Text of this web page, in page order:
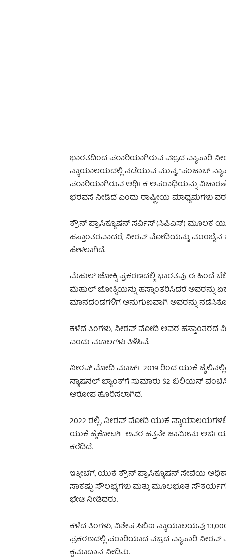
ಭಾರತದಿಂದ ಪರಾರಿಯಾಗಿರುವ ವಜ್ರದ ವ್ಯಾಪಾರಿ
ನ್ಯಾಯಾಲಯದಲ್ಲಿ ನಡೆಯುವ ಮುನ್ನ, “ಪಂಜಾಬ್
ಪರಾರಿಯಾಗಿರುವ ಆರ್ಥಿಕ ಅಪರಾಧಿಯನ್ನು
ಭರವಸೆ ನೀಡಿದೆ ಎಂದು ರಾಷ್ಟ್ರೀಯ ಮಾಧ್ಯಮಗಳು
ಕ್ರೌನ್ ಪ್ರಾಸಿಕ್ಯೂಷನ್ ಸರ್ವಿಸ್ (ಸಿಪಿಎಸ್) ಮೂಲಕ
ಹಸ್ತಾಂತರವಾದರೆ, ನೀರವ್ ಮೋದಿಯನ್ನು ಮುಂಬೈನ
ಹೇಳಲಾಗಿದೆ.
ಮೆಹುಲ್ ಚೋಕ್ಸಿ ಪ್ರಕರಣದಲ್ಲಿ ಭಾರತವು ಈ ಹಿಂದೆ
ಮೆಹುಲ್ ಚೋಕ್ಸಿಯನ್ನು ಹಸ್ತಾಂತರಿಸಿದರೆ ಅವರನ್ನು
ಮಾನದಂಡಗಳಿಗೆ ಅನುಗುಣವಾಗಿ ಅವರನ್ನು
ಕಳೆದ ತಿಂಗಳು, ನೀರವ್ ಮೋದಿ ಅವರ ಹಸ್ತಾಂತರದ
ಎಂದು ಮೂಲಗಳು ತಿಳಿಸಿವೆ.
ನೀರವ್ ಮೋದಿ ಮಾರ್ಚ್ 2019 ರಿಂದ ಯುಕೆ
ನ್ಯಾಷನಲ್ ಬ್ಯಾಂಕ್‌ಗೆ ಸುಮಾರು $2 ಬಿಲಿಯನ್
ಆರೋಪ ಹೊರಿಸಲಾಗಿದೆ.
2022 ರಲ್ಲಿ, ನೀರವ್ ಮೋದಿ ಯುಕೆ ನ್ಯಾಯಾಲಯಗಳಲ್ಲಿ
ಯುಕೆ ಹೈಕೋರ್ಟ್ ಅವರ ಹತ್ತನೇ ಜಾಮೀನು
ಕರೆದಿದೆ.
ಇತ್ತೀಚೆಗೆ, ಯುಕೆ ಕ್ರೌನ್ ಪ್ರಾಸಿಕ್ಯೂಷನ್ ಸೇವೆಯ
ಸಾಕಷ್ಟು ಸೌಲಭ್ಯಗಳು ಮತ್ತು ಮೂಲಭೂತ
ಭೇಟಿ ನೀಡಿದರು.
ಕಳೆದ ತಿಂಗಳು, ವಿಶೇಷ ಸಿಬಿಐ ನ್ಯಾಯಾಲಯವು
ಪ್ರಕರಣದಲ್ಲಿ ಪರಾರಿಯಾದ ವಜ್ರದ ವ್ಯಾಪಾರಿ
ಕ್ಷಮಾದಾನ ನೀಡಿತು.